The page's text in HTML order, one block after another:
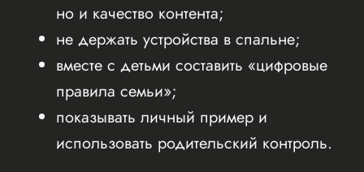
но и качество контента;
не держать устройства в спальне;
вместе с детьми составить «цифровые
правила семьи»;
показывать личный пример и
использовать родительский контроль.